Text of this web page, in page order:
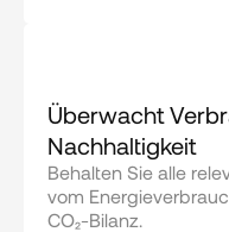
Überwacht
Nachhaltigkeit
Behalten Sie alle
vom
CO₂-Bilanz.